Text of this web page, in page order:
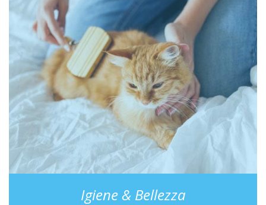
Igiene & Bellezza